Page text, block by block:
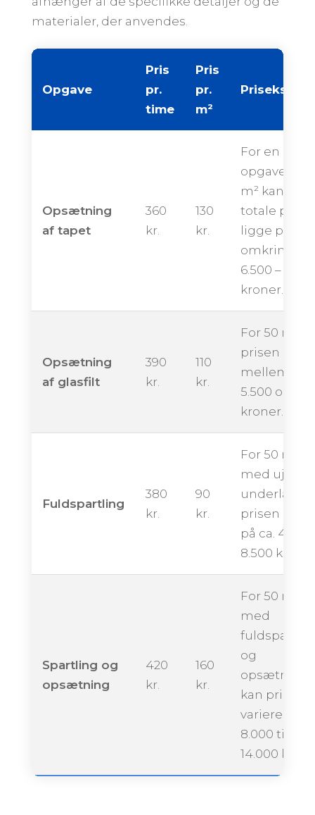
materialer, der anvendes.
Opgave
Pris
pr.
time
Pris
pr.
m²
Opsætning
af tapet
360
kr.
130
kr.
For en
opgave på
m² kan den
totale pris
ligge på
omkring
6.500 –
kroner.
Opsætning
af glasfilt
390
kr.
110
kr.
For 50 m²
prisen ende
mellem ca.
5.500 og
kroner.
Fuldspartling
380
kr.
90
kr.
For 50 m²
med
underlag
prisen ligge
på ca. 4.500
8.500
Spartling og
opsætning
420
kr.
160
kr.
For 50 m²
med
og
opsætning
kan prisen
variere fra
8.000 til
14.000